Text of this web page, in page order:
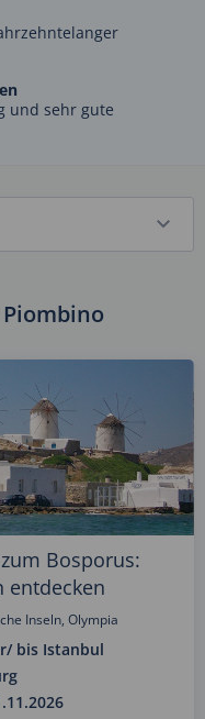
und sehr gute
Bosporus:
entdecken
Inseln, Olympia
bis Istanbul